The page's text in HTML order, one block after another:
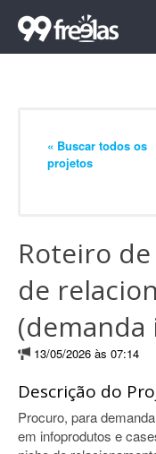
« Buscar todos os
projetos
Roteiro
de
(demanda
13/05/2026 às 07:14
Descrição do
Procuro, para
em infoprodutos e